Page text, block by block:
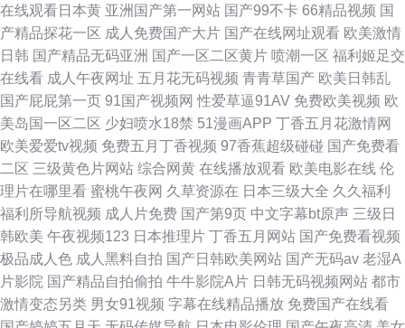
在线观看日本黄 亚洲国产第一网站 国产99不卡 66精品视频 国
产精品探花一区 成人免费国产大片 国产在线网址观看 欧美激情
日韩 国产精品无码亚洲 国产一区二区黄片 喷潮一区 福利姬足交
在线看 成人午夜网址 五月花无码视频 青青草国产 欧美日韩乱
国产屁屁第一页 91国产视频网 性爱草逼91AV 免费欧美视频 欧
美岛国一区二区 少妇喷水18禁 51漫画APP 丁香五月花激情网
欧美爱爱tv视频 免费五月丁香视频 97香蕉超级碰碰 国产免费看
二区 三级黄色片网站 综合网黄 在线播放观看 欧美电影在线 伦
理片在哪里看 蜜桃午夜网 久草资源在 日本三级大全 久久福利
福利所导航视频 成人片免费 国产第9页 中文字幕bt原声 三级日
韩欧美 午夜视频123 日本推理片 丁香五月网站 国产免费看视频
极品成人色 成人黑料自拍 国产日韩欧美网站 国产无码av 老湿A
片影院 国产精品自拍偷拍 牛牛影院A片 日韩无码视频网站 都市
激情变态另类 男女91视频 字幕在线精品播放 免费国产在线看